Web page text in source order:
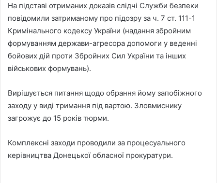
На підставі отриманих доказів слідчі Служби безпеки
повідомили затриманому про підозру за ч. 7 ст. 111-1
Кримінального кодексу України (надання збройним
формуванням держави-агресора допомоги у веденні
бойових дій проти Збройних Сил України та інших
військових формувань).
Вирішується питання щодо обрання йому запобіжного
заходу у виді тримання під вартою. Зловмиснику
загрожує до 15 років тюрми.
Комплексні заходи проводили за процесуального
керівництва Донецької обласної прокуратури.